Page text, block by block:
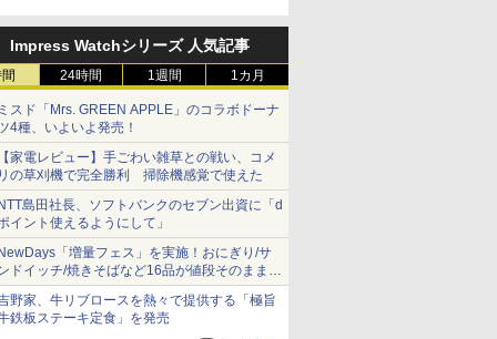
Impress Watchシリーズ 人気記事
24時間 1週間 1カ月
スド「Mrs. GREEN APPLE」のコラボドーナ
4種、いよいよ発売！
家電レビュー】手ごわい雑草との戦い、コメ
の草刈機で完全勝利 掃除機感覚で使えた
島田社長、ソフトバンクのセブン出資に「d
イント使えるようにして」
「増量フェス」を実施！おにぎり/サ
ドイッチ/焼きそばなど16品が値段そのままで
リュームアップ
野家、牛リブロースを熱々で提供する「極旨
鉄板ステーキ定食」を発売